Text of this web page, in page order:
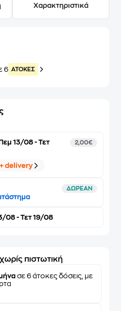
Χαρακτηριστικά
6 ATOKEΣ
Πεμ 13/08 - Τετ
2,00€
delivery
ΔΩΡΕΑΝ
08 - Τετ 19/08
πιστωτική
σε 6 άτοκες δόσεις, με